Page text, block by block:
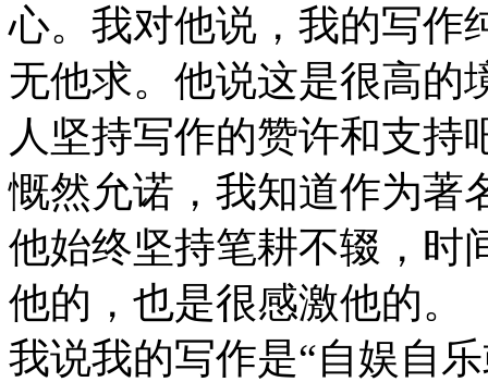
心。我对他说，我的写作
无他求。他说这是很高的
人坚持写作的赞许和支持
慨然允诺，我知道作为著
他始终坚持笔耕不辍，时
他的，也是很感激他的。
我说我的写作是“自娱自